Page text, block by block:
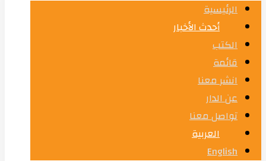
الرئيسية
أحدث الأخبار
الكتب
قائمة
انشر معنا
عن الدار
تواصل معنا
العربية
English